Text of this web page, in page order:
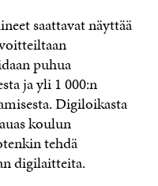
saattavat näyttää
puhua
ja yli 1 000:n
Digiloikasta
koulun
tehdä
digilaitteita.